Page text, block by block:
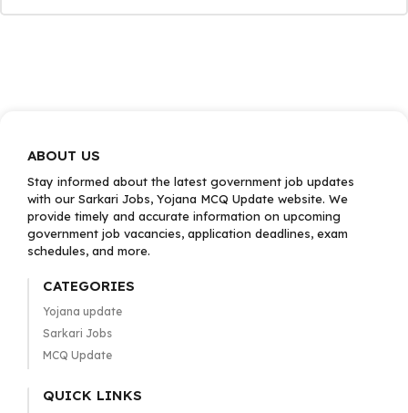
ABOUT US
Stay informed about the latest government job updates
with our Sarkari Jobs, Yojana MCQ Update website. We
provide timely and accurate information on upcoming
government job vacancies, application deadlines, exam
schedules, and more.
CATEGORIES
Yojana update
Sarkari Jobs
MCQ Update
QUICK LINKS